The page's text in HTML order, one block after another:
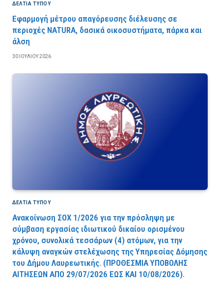
ΔΕΛΤΙΑ ΤΥΠΟΥ
Εφαρμογή μέτρου απαγόρευσης διέλευσης σε
περιοχές NATURA, δασικά οικοσυστήματα, πάρκα και
άλση
30 ΙΟΥΛΊΟΥ 2026
ΔΕΛΤΙΑ ΤΥΠΟΥ
Ανακοίνωση ΣΟΧ 1/2026 για την πρόσληψη με
σύμβαση εργασίας ιδιωτικού δικαίου ορισμένου
χρόνου, συνολικά τεσσάρων (4) ατόμων, για την
κάλυψη αναγκών στελέχωσης της Υπηρεσίας Δόμησης
του Δήμου Λαυρεωτικής. (ΠPOΘEΣMIA YΠOBOΛHΣ
AITHΣEΩN AΠO 29/07/2026 EΩΣ KAI 10/08/2026).